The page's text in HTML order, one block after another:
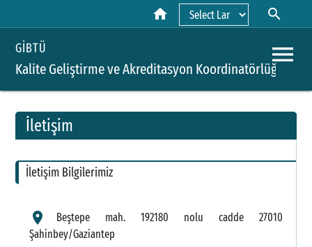
home search
GİBTÜ
Kalite Geliştirme ve Akreditasyon Koordinatörlüğü
menu
İletişim
İletişim Bilgilerimiz
location_on
Beştepe mah. 192180 nolu cadde 27010
Şahinbey/Gaziantep